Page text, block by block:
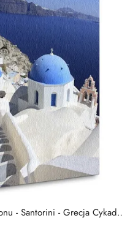
- Santorini - Grecja Cykady